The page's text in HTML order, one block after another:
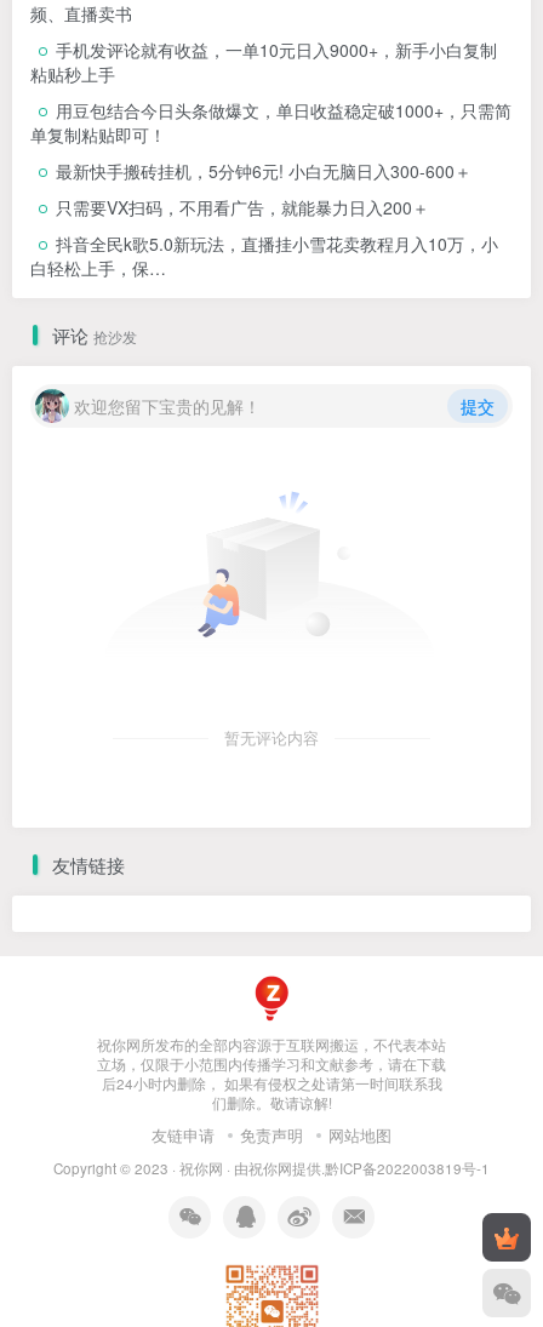
频、直播卖书
手机发评论就有收益，一单10元日入9000+，新手小白复制
粘贴秒上手
用豆包结合今日头条做爆文，单日收益稳定破1000+，只需简
单复制粘贴即可！
最新快手搬砖挂机，5分钟6元! 小白无脑日入300-600＋
只需要VX扫码，不用看广告，就能暴力日入200＋
抖音全民k歌5.0新玩法，直播挂小雪花卖教程月入10万，小
白轻松上手，保…
评论 抢沙发
欢迎您留下宝贵的见解！ 提交
暂无评论内容
友情链接
祝你网所发布的全部内容源于互联网搬运，不代表本站
立场，仅限于小范围内传播学习和文献参考，请在下载
后24小时内删除， 如果有侵权之处请第一时间联系我
们删除。敬请谅解!
友链申请 免责声明 网站地图
Copyright © 2023 · 祝你网 · 由祝你网提供.黔ICP备2022003819号-1